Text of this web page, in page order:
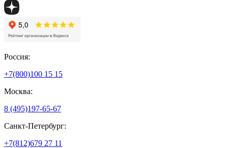
Россия:
+7(800)100 15 15
Москва:
8 (495)197-65-67
Санкт-Петербург:
+7(812)679 27 11